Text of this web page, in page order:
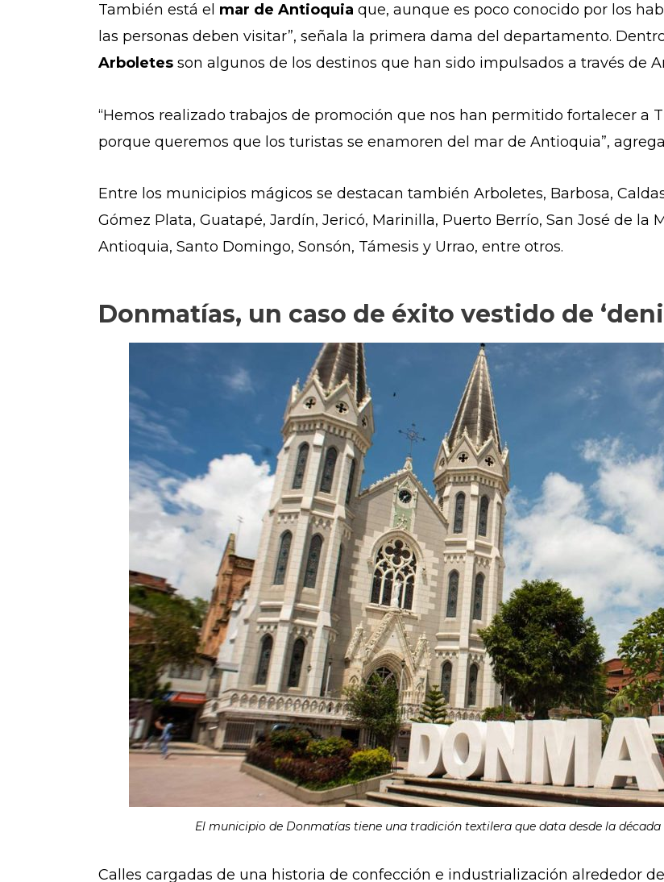
También está el mar de Antioquia que, aunque es poco conocido por los
las personas deben visitar”, señala la primera dama del departamento.
Arboletes son algunos de los destinos que han sido impulsados a través de
“Hemos realizado trabajos de promoción que nos han permitido fortalecer a
porque queremos que los turistas se enamoren del mar de Antioquia”,
Entre los municipios mágicos se destacan también Arboletes, Barbosa,
Gómez Plata, Guatapé, Jardín, Jericó, Marinilla, Puerto Berrío, San José de la
Antioquia, Santo Domingo, Sonsón, Támesis y Urrao, entre otros.
Donmatías, un caso de éxito vestido de
El municipio de Donmatías tiene una tradición textilera que data desde la década
Calles cargadas de una historia de confección e industrialización alrededor del